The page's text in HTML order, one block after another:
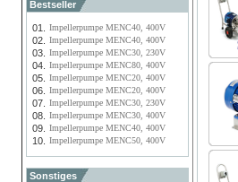
Bestseller
01. Impellerpumpe MENC40, 400V
02. Impellerpumpe MENC40, 400V
03. Impellerpumpe MENC30, 230V
04. Impellerpumpe MENC80, 400V
05. Impellerpumpe MENC20, 400V
06. Impellerpumpe MENC20, 400V
07. Impellerpumpe MENC30, 230V
08. Impellerpumpe MENC30, 400V
09. Impellerpumpe MENC40, 400V
10. Impellerpumpe MENC50, 400V
Sonstiges